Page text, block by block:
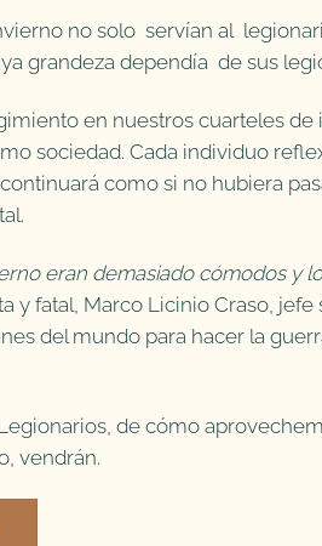
no solo servían al
grandeza dependía de sus
en nuestros cuarteles
sociedad. Cada individuo
como si no hubiera
eran demasiado cómodos y
y fatal, Marco Licinio Craso,
del mundo para hacer la
de cómo
vendrán.